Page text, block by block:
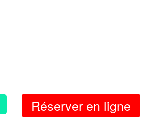
Réserver en ligne